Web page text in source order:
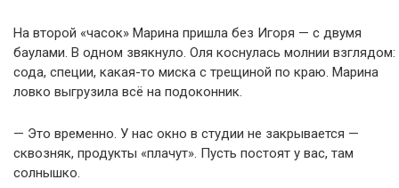
На второй «часок» Марина пришла без Игоря — с двумя
баулами. В одном звякнуло. Оля коснулась молнии взглядом:
сода, специи, какая-то миска с трещиной по краю. Марина
ловко выгрузила всё на подоконник.
— Это временно. У нас окно в студии не закрывается —
сквозняк, продукты «плачут». Пусть постоят у вас, там
солнышко.